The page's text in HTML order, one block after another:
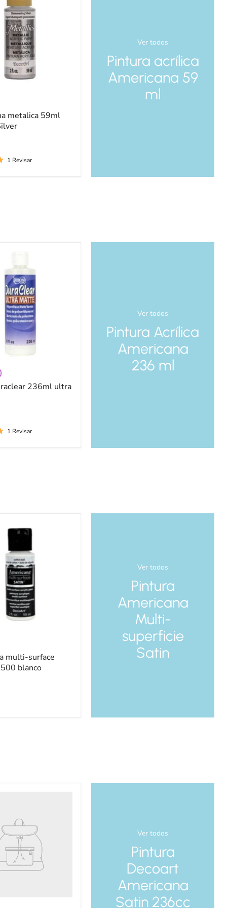
metalica 59ml
1 Revisar
Ver todos
Pintura acrílica
Americana 59
ml
236ml ultra
1 Revisar
Ver todos
Pintura Acrílica
Americana
236 ml
multi-surface
blanco
Ver todos
Pintura
Americana
Multi-
superficie
Satin
Ver todos
Pintura
Decoart
Americana
Satin 236cc